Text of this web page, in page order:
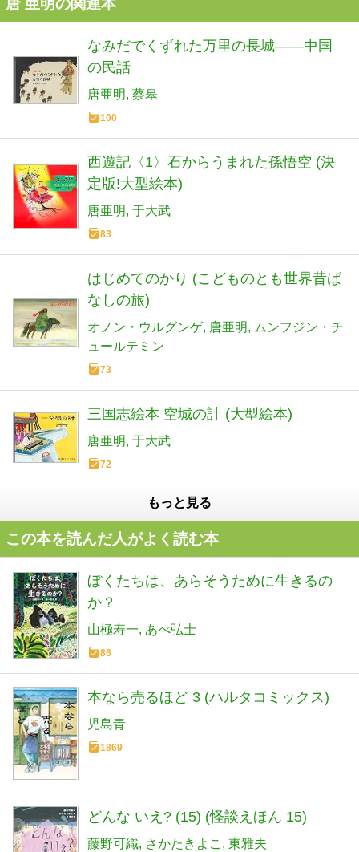
唐 亜明の関連本
なみだでくずれた万里の長城――中国
の民話
唐亜明 蔡皋
100
西遊記〈1〉石からうまれた孫悟空 (決
定版!大型絵本)
唐亜明 于大武
83
はじめてのかり (こどものとも世界昔ば
なしの旅)
オノン・ウルグンゲ 唐亜明
ムンフジン・チ
ュールテミン
73
三国志絵本 空城の計 (大型絵本)
唐亜明 于大武
72
もっと見る
この本を読んだ人がよく読む本
ぼくたちは、あらそうために生きるの
か？
山極寿一 あべ弘士
86
本なら売るほど 3 (ハルタコミックス)
児島青
1869
どんな いえ? (15) (怪談えほん 15)
藤野可織 さかたきよこ 東雅夫